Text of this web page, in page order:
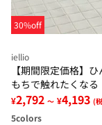
30%off
iellio
【期間限定価格】
もちで触れたくな
グ＜低反発・滑りに
冷感・防ダニ・カー
¥2,792 ～ ¥4,193 (
5colors